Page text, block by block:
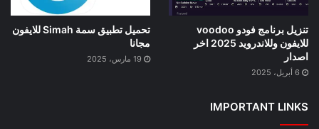
تنزيل برنامج فودو voodoo
للايفون وللاندرويد 2025 اخر
اصدار
6 أبريل، 2025
تحميل تطبيق سمة Simah للايفون
مجانا
19 مارس، 2025
IMPORTANT LINKS